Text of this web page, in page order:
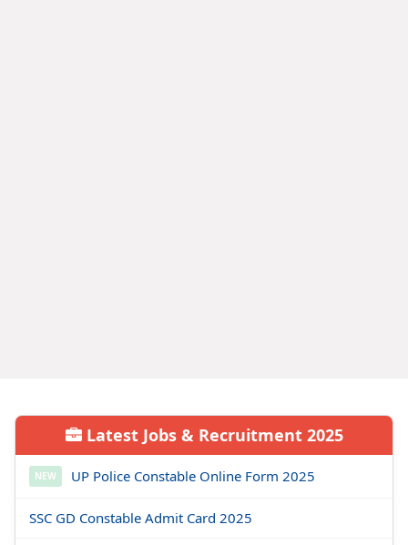
Latest Jobs & Recruitment 2025
NEW UP Police Constable Online Form 2025
SSC GD Constable Admit Card 2025